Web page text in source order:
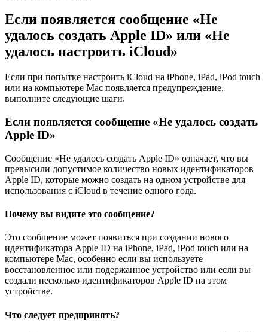
Если появляется сообщение «Не
удалось создать Apple ID» или «Не
удалось настроить iCloud»
Если при попытке настроить iCloud на iPhone, iPad, iPod touch
или на компьютере Mac появляется предупреждение,
выполните следующие шаги.
Если появляется сообщение «Не удалось создать
Apple ID»
Сообщение «Не удалось создать Apple ID» означает, что вы
превысили допустимое количество новых идентификаторов
Apple ID, которые можно создать на одном устройстве для
использования с iCloud в течение одного года.
Почему вы видите это сообщение?
Это сообщение может появиться при создании нового
идентификатора Apple ID на iPhone, iPad, iPod touch или на
компьютере Mac, особенно если вы используете
восстановленное или подержанное устройство или если вы
создали несколько идентификаторов Apple ID на этом
устройстве.
Что следует предпринять?